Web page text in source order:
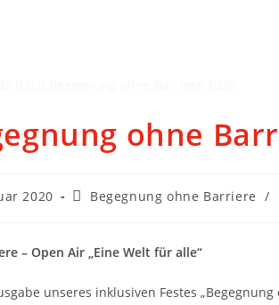
ohne
2020 Begegnung ohne Barriere /
– Open Air „Eine Welt für alle“
unseres inklusiven Festes